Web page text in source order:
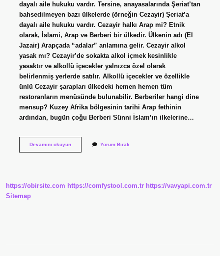
dayalı aile hukuku vardır. Tersine, anayasalarında Şeriat’tan
bahsedilmeyen bazı ülkelerde (örneğin Cezayir) Şeriat’a
dayalı aile hukuku vardır. Cezayir halkı Arap mi? Etnik
olarak, İslami, Arap ve Berberi bir ülkedir. Ülkenin adı (El
Jazair) Arapçada “adalar” anlamına gelir. Cezayir alkol
yasak mı? Cezayir’de sokakta alkol içmek kesinlikle
yasaktır ve alkollü içecekler yalnızca özel olarak
belirlenmiş yerlerde satılır. Alkollü içecekler ve özellikle
ünlü Cezayir şarapları ülkedeki hemen hemen tüm
restoranların menüsünde bulunabilir. Berberiler hangi dine
mensup? Kuzey Afrika bölgesinin tarihi Arap fethinin
ardından, bugün çoğu Berberi Sünni İslam’ın ilkelerine…
Devamını okuyunCezayir
Yorum Bırak
https://obirsite.com https://comfystool.com.tr https://vavyapi.com.tr
Sitemap